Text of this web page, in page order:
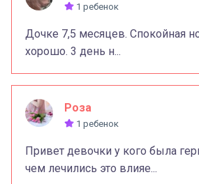
1 ребенок
Дочке 7,5 месяцев. Спокойная
хорошо. 3 день н...
Роза
1 ребенок
Привет девочки у кого была
чем лечились это влияе...